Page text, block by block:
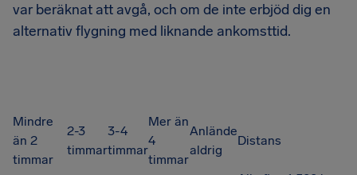
var beräknat att avgå, och om de inte erbjöd dig en
alternativ flygning med liknande ankomsttid.
Mindre
än 2
timmar
2-3
timmar
3-4
timmar
Mer än
4
timmar
Anlände
aldrig
Distans